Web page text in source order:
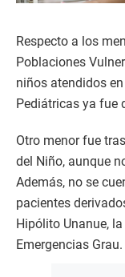
Respecto a los
Poblaciones
niños atendidos
Pediátricas ya fue
Otro menor fue
del Niño, aunque
Además, no se
pacientes
Hipólito Unanue,
Emergencias Grau.